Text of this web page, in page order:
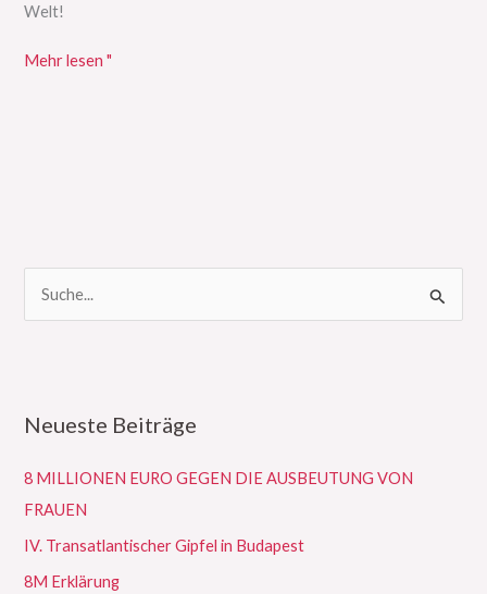
Welt!
Mehr lesen "
e
n
a
c
h
Neueste Beiträge
8 MILLIONEN EURO GEGEN DIE AUSBEUTUNG VON
FRAUEN
IV. Transatlantischer Gipfel in Budapest
8M Erklärung